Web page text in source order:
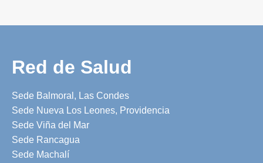
Red de Salud
Sede Balmoral, Las Condes
Sede Nueva Los Leones, Providencia
Sede Viña del Mar
Sede Rancagua
Sede Machalí